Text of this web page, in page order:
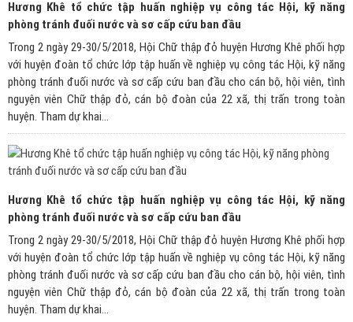
Hương Khê tổ chức tập huấn nghiệp vụ công tác Hội, kỹ năng
phòng tránh đuối nước và sơ cấp cứu ban đầu
Trong 2 ngày 29-30/5/2018, Hội Chữ thập đỏ huyện Hương Khê phối hợp
với huyện đoàn tổ chức lớp tập huấn về nghiệp vụ công tác Hội, kỹ năng
phòng tránh đuối nước và sơ cấp cứu ban đầu cho cán bộ, hội viên, tình
nguyện viên Chữ thập đỏ, cán bộ đoàn của 22 xã, thị trấn trong toàn
huyện. Tham dự khai...
Hương Khê tổ chức tập huấn nghiệp vụ công tác Hội, kỹ năng
phòng tránh đuối nước và sơ cấp cứu ban đầu
Trong 2 ngày 29-30/5/2018, Hội Chữ thập đỏ huyện Hương Khê phối hợp
với huyện đoàn tổ chức lớp tập huấn về nghiệp vụ công tác Hội, kỹ năng
phòng tránh đuối nước và sơ cấp cứu ban đầu cho cán bộ, hội viên, tình
nguyện viên Chữ thập đỏ, cán bộ đoàn của 22 xã, thị trấn trong toàn
huyện. Tham dự khai...